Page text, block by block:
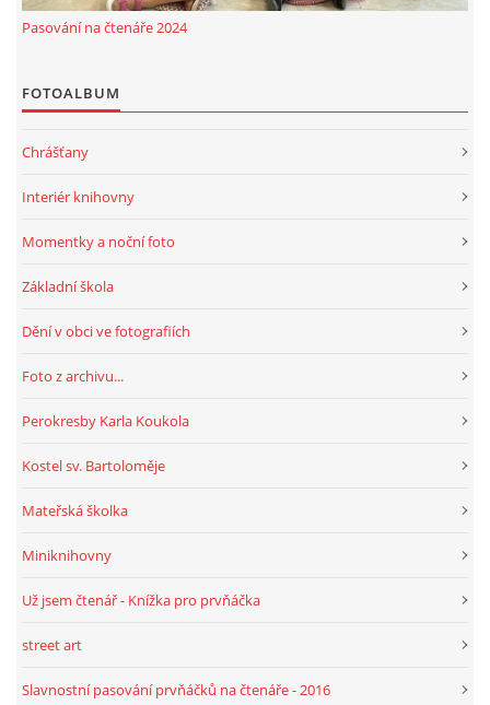
Pasování na čtenáře 2024
FOTOALBUM
Chrášťany
Interiér knihovny
Momentky a noční foto
Základní škola
Dění v obci ve fotografiích
Foto z archivu...
Perokresby Karla Koukola
Kostel sv. Bartoloměje
Mateřská školka
Miniknihovny
Už jsem čtenář - Knížka pro prvňáčka
street art
Slavnostní pasování prvňáčků na čtenáře - 2016